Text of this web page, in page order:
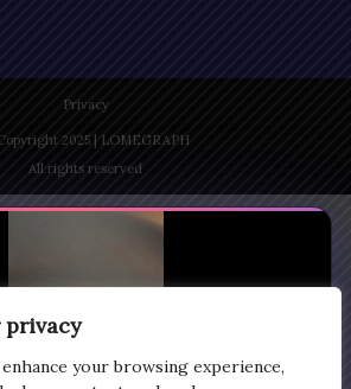
privacy
your browsing experience,
Privacy
2025 | LOMEGRAPH
All rights reserved